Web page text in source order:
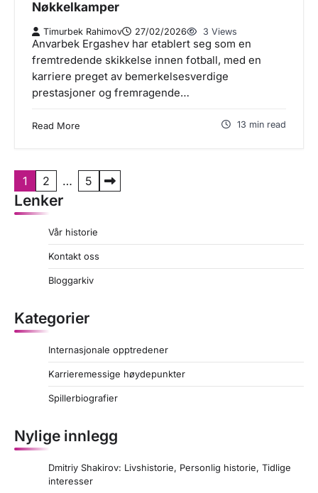
Nøkkelkamper
Timurbek Rahimov 27/02/2026 3 Views
Anvarbek Ergashev har etablert seg som en
fremtredende skikkelse innen fotball, med en
karriere preget av bemerkelsesverdige
prestasjoner og fremragende…
Read More 13 min read
o
a
g
i
1 2 … 5
Lenker
Vår historie
Kontakt oss
Bloggarkiv
Kategorier
Internasjonale opptredener
Karrieremessige høydepunkter
Spillerbiografier
Nylige innlegg
Dmitriy Shakirov: Livshistorie, Personlig historie, Tidlige
interesser